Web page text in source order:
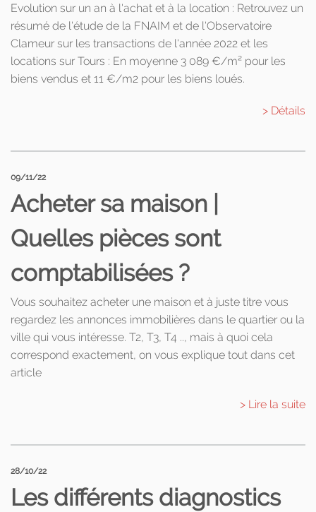
Evolution sur un an à l'achat et à la location : Retrouvez un
résumé de l'étude de la FNAIM et de l'Observatoire
Clameur sur les transactions de l'année 2022 et les
locations sur Tours : En moyenne 3 089 €/m² pour les
biens vendus et 11 €/m2 pour les biens loués.
> Détails
09/11/22
Acheter sa maison |
Quelles pièces sont
comptabilisées ?
Vous souhaitez acheter une maison et à juste titre vous
regardez les annonces immobilières dans le quartier ou la
ville qui vous intéresse. T2, T3, T4 .., mais à quoi cela
correspond exactement, on vous explique tout dans cet
article
> Lire la suite
28/10/22
Les différents diagnostics